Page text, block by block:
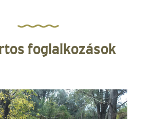
foglalkozások